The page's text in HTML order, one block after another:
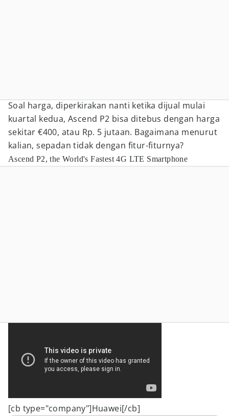
Soal harga, diperkirakan nanti ketika dijual mulai
kuartal kedua, Ascend P2 bisa ditebus dengan harga
sekitar €400, atau Rp. 5 jutaan. Bagaimana menurut
kalian, sepadan tidak dengan fitur-fiturnya?
Ascend P2, the World's Fastest 4G LTE Smartphone
[cb type="company"]Huawei[/cb]